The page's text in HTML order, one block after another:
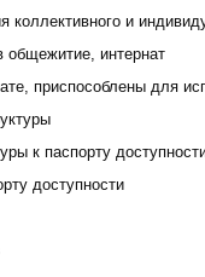
коллективного и
общежитие, интернат
приспособлены для
к паспорту
доступности